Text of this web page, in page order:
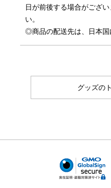
日が前後する場合がござ
い。
◎商品の配送先は、日本国
グッズの